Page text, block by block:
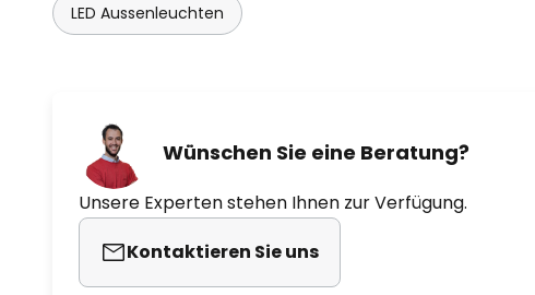
LED Aussenleuchten
Wünschen Sie eine Beratung?
Unsere Experten stehen Ihnen zur Verfügung.
Kontaktieren Sie uns